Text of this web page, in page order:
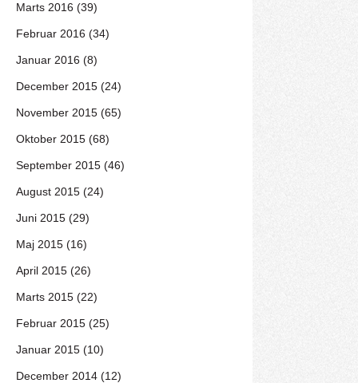
Marts 2016 (39)
Februar 2016 (34)
Januar 2016 (8)
December 2015 (24)
November 2015 (65)
Oktober 2015 (68)
September 2015 (46)
August 2015 (24)
Juni 2015 (29)
Maj 2015 (16)
April 2015 (26)
Marts 2015 (22)
Februar 2015 (25)
Januar 2015 (10)
December 2014 (12)